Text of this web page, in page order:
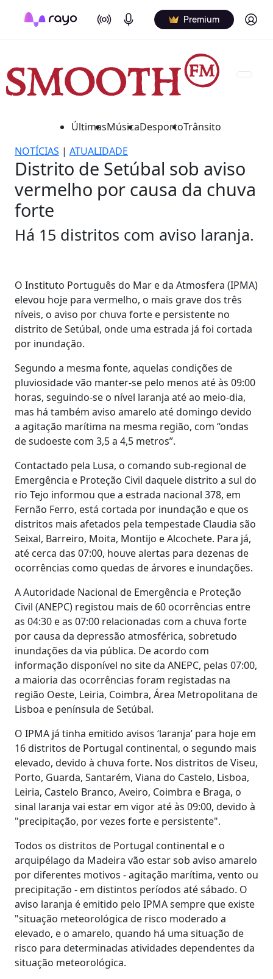
On Air Podcasts Premium Log in
ÚltimasMúsicaDesportoTrânsito
NOTÍCIAS | ATUALIDADE
Distrito de Setúbal sob aviso
vermelho por causa da chuva
forte
Há 15 distritos com aviso laranja.
O Instituto Português do Mar e da Atmosfera (IPMA)
elevou hoje para vermelho, o mais grave dos três
níveis, o aviso por chuva forte e persistente no
distrito de Setúbal, onde uma estrada já foi cortada
por inundação.
Segundo a mesma fonte, aquelas condições de
pluviosidade vão manter-se pelo menos até às 09:00
horas, seguindo-se o nível laranja até ao meio-dia,
mas há também aviso amarelo até domingo devido
a agitação marítima na mesma região, com “ondas
de sudoeste com 3,5 a 4,5 metros”.
Contactado pela Lusa, o comando sub-regional de
Emergência e Proteção Civil daquele distrito a sul do
rio Tejo informou que a estrada nacional 378, em
Fernão Ferro, está cortada por inundação e que os
distritos mais afetados pela tempestade Claudia são
Seixal, Barreiro, Moita, Montijo e Alcochete. Para já,
até cerca das 07:00, houve alertas para dezenas de
ocorrências como quedas de árvores e inundações.
A Autoridade Nacional de Emergência e Proteção
Civil (ANEPC) registou mais de 60 ocorrências entre
as 04:30 e as 07:00 relacionadas com a chuva forte
por causa da depressão atmosférica, sobretudo
inundações da via pública. De acordo com
informação disponível no site da ANEPC, pelas 07:00,
a maioria das ocorrências foram registadas na
região Oeste, Leiria, Coimbra, Área Metropolitana de
Lisboa e península de Setúbal.
O IPMA já tinha emitido avisos ‘laranja’ para hoje em
16 distritos de Portugal continental, o segundo mais
elevado, devido à chuva forte. Nos distritos de Viseu,
Porto, Guarda, Santarém, Viana do Castelo, Lisboa,
Leiria, Castelo Branco, Aveiro, Coimbra e Braga, o
sinal laranja vai estar em vigor até às 09:00, devido à
"precipitação, por vezes forte e persistente".
Todos os distritos de Portugal continental e o
arquipélago da Madeira vão estar sob aviso amarelo
por diferentes motivos - agitação marítima, vento ou
precipitação - em distintos períodos até sábado. O
aviso laranja é emitido pelo IPMA sempre que existe
"situação meteorológica de risco moderado a
elevado, e o amarelo, quando há uma situação de
risco para determinadas atividades dependentes da
situação meteorológica.